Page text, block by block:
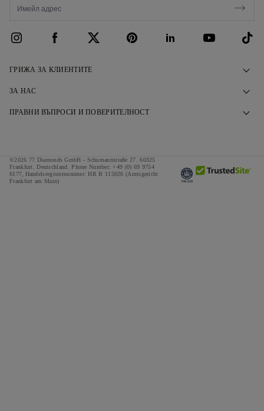
ГРИЖА ЗА КЛИЕНТИТЕ
Свържете се с нас
Условия за финансиране
Калкулатор за данъци и мита
ЗА НАС
Нашата История
Отговорно Снабдяване
Натиснете
ПРАВНИ ВЪПРОСИ И ПОВЕРИТЕЛНОСТ
Правила и условия
©2026 77 Diamonds GmbH - Schumannstraße 27. 60325
Frankfurt. Deutschland. Phone Number: +49 (0) 69 9754
6177,
Handelsregisternummer: HR B 115026 (Amtsgericht
Frankfurt am Main)